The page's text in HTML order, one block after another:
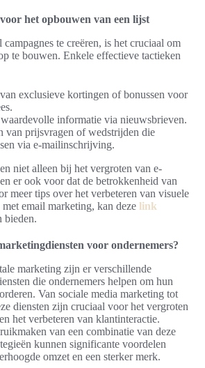
het opbouwen van een lijst
te creëren, is het cruciaal om
te bouwen. Enkele effectieve tactieken
exclusieve kortingen of bonussen voor
informatie via nieuwsbrieven.
van prijsvragen of wedstrijden die
via e-mailinschrijving.
niet alleen bij het vergroten van e-
er ook voor dat de betrokkenheid van
meer tips over het verbeteren van visuele
email marketing, kan deze link
bieden.
voor ondernemers?
marketing zijn er verschillende
die ondernemers helpen om hun
Van sociale media marketing tot
diensten zijn cruciaal voor het vergroten
het verbeteren van klantinteractie.
van een combinatie van deze
kunnen significante voordelen
omzet en een sterker merk.